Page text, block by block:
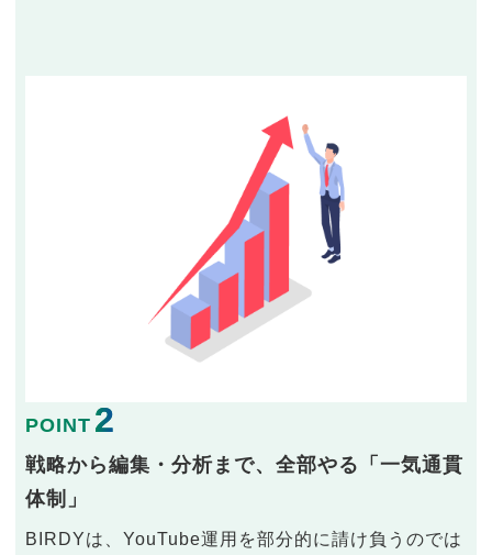
POINT 2
戦略から編集・分析まで、全部やる「一気通貫
体制」
BIRDYは、YouTube運用を部分的に請け負うのでは